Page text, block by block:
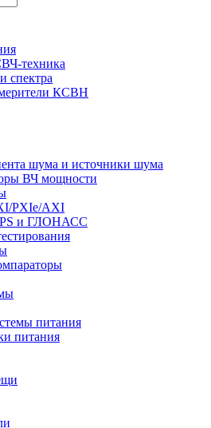
техника
спектра
КСВН
шума и источники шума
ВЧ мощности
PXIe/AXI
и ГЛОНАСС
питания
питания